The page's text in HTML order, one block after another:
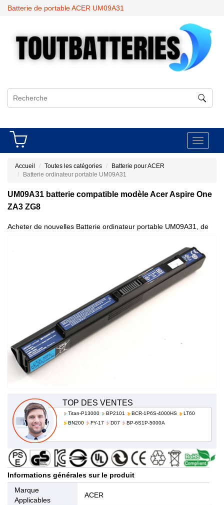
Batterie de portable ACER UM09A31
Toggle
Accueil Toutes les catégories
Batterie pour ACER
Batterie ordinateur portable UM09A31
UM09A31 batterie compatible modèle Acer Aspire One
ZA3 ZG8
Acheter de nouvelles Batterie ordinateur portable UM09A31, de
TOP DES VENTES
Titan-P13000 BP2101 BCR-1P6S-4000HS
LT60
BN200
FY-17 D07 BP-6S1P-5000A
Informations générales sur le produit
Marque
Applicables
ACER